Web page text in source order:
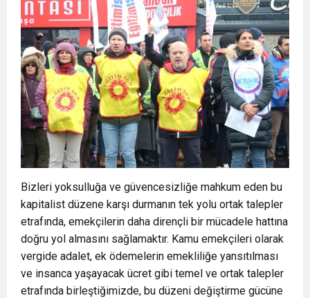
Bizleri yoksulluğa ve güvencesizliğe mahkum eden bu
kapitalist düzene karşı durmanın tek yolu ortak talepler
etrafında, emekçilerin daha dirençli bir mücadele hattına
doğru yol almasını sağlamaktır. Kamu emekçileri olarak
vergide adalet, ek ödemelerin emekliliğe yansıtılması
ve insanca yaşayacak ücret gibi temel ve ortak talepler
etrafında birleştiğimizde, bu düzeni değiştirme gücüne